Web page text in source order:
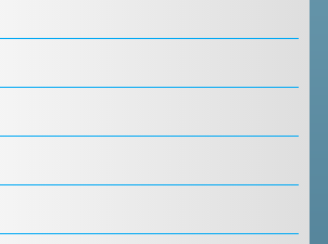
ACCEDI AL TESSERAMENTO ON
MODULI